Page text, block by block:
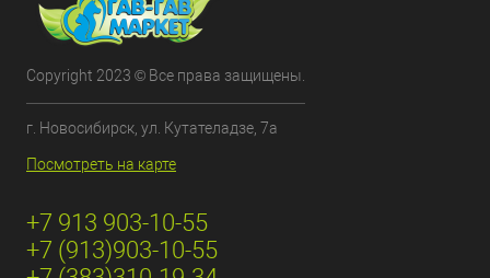
Copyright 2023 © Все права защищены.
г. Новосибирск, ул. Кутателадзе, 7а
Посмотреть на карте
+7 913 903-10-55
+7 (913)903-10-55